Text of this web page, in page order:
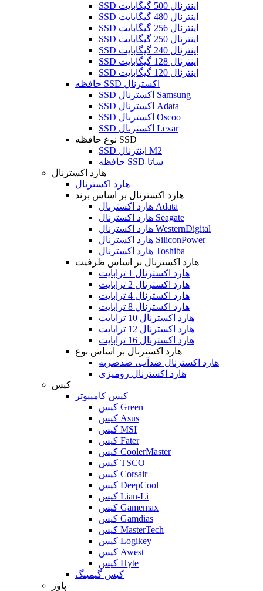
SSD اینترنال 500 گیگابایت
SSD اینترنال 480 گیگابایت
SSD اینترنال 256 گیگابایت
SSD اینترنال 250 گیگابایت
SSD اینترنال 240 گیگابایت
SSD اینترنال 128 گیگابایت
SSD اینترنال 120 گیگابایت
حافظه SSD اکسترنال
SSD اکسترنال Samsung
SSD اکسترنال Adata
SSD اکسترنال Oscoo
SSD اکسترنال Lexar
نوع حافظه SSD
SSD اینترنال M2
حافظه SSD ساتا
هارد اکسترنال
هارد اکسترنال
هارد اکسترنال بر اساس برند
هارد اکسترنال Adata
هارد اکسترنال Seagate
هارد اکسترنال WesternDigital
هارد اکسترنال SiliconPower
هارد اکسترنال Toshiba
هارد اکسترنال بر اساس ظرفیت
هارد اکسترنال 1 ترابایت
هارد اکسترنال 2 ترابایت
هارد اکسترنال 4 ترابایت
هارد اکسترنال 8 ترابایت
هارد اکسترنال 10 ترابایت
هارد اکسترنال 12 ترابایت
هارد اکسترنال 16 ترابایت
هارد اکسترنال بر اساس نوع
هارد اکسترنال ضدآب، ضدضربه
هارد اکسترنال رومیزی
کیس
کیس کامپیوتر
کیس Green
کیس Asus
کیس MSI
کیس Fater
کیس CoolerMaster
کیس TSCO
کیس Corsair
کیس DeepCool
کیس Lian-Li
کیس Gamemax
کیس Gamdias
کیس MasterTech
کیس Logikey
کیس Awest
کیس Hyte
کیس گیمینگ
پاور